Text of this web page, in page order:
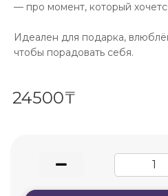
— про момент, который
Идеален для подарка,
чтобы порадовать себя.
24500₸